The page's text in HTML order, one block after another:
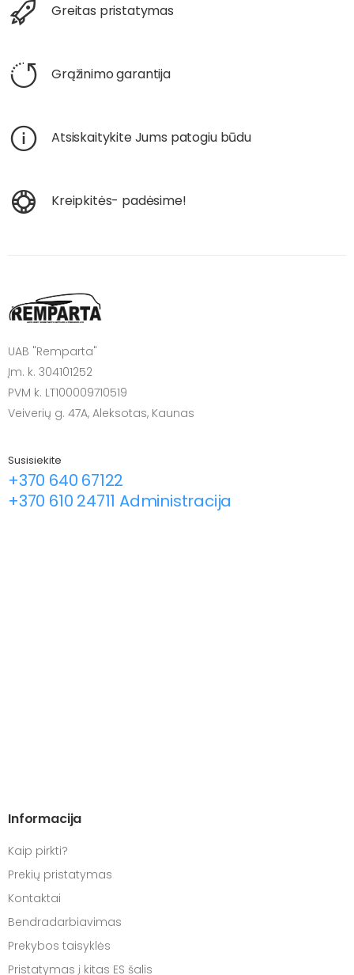
Greitas pristatymas
Grąžinimo garantija
Atsiskaitykite Jums patogiu būdu
Kreipkitės- padėsime!
UAB "Remparta"
Įm. k. 304101252
PVM k. LT100009710519
Veiverių g. 47A, Aleksotas, Kaunas
Susisiekite
+370 640 67122
+370 610 24711 Administracija
Informacija
Kaip pirkti?
Prekių pristatymas
Kontaktai
Bendradarbiavimas
Prekybos taisyklės
Pristatymas į kitas ES šalis